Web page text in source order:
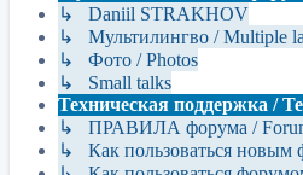
↳ Daniil STRAKHOV
↳ Мультилингво / Multiple
↳ Фото / Photos
↳ Small talks
Техническая поддержка /
↳ ПРАВИЛА форума /
↳ Как пользоваться новым